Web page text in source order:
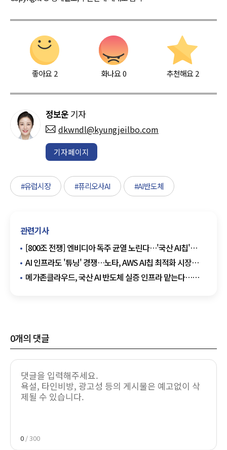
좋아요 2 화나요0 추천해요 2
정보운 기자
dkwndl@kyungjeilbo.com
기자페이지
#유럽시장 #퓨리오사AI #AI반도체
관련기사
[800조 전쟁] 엔비디아 독주 균열 노린다…'국산 AI칩'
퓨리오사AI의 승부수
AI 인프라도 '튜닝' 경쟁…노타, AWS AI칩 최적화 시장
진출
메가존클라우드, 국산 AI 반도체 실증 인프라 맡는다…
0개의 댓글
0 / 300